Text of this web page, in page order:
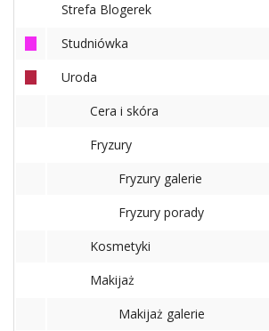
Strefa Blogerek
Studniówka
Uroda
Cera i skóra
Fryzury
Fryzury galerie
Fryzury porady
Kosmetyki
Makijaż
Makijaż galerie